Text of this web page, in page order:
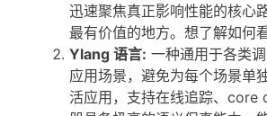
迅速聚焦真正影响性能的核心
最有价值的地方。想了解如何
Ylang 语言: 一种通用于各类
应用场景，避免为每个场景单
活应用，支持在线追踪、core